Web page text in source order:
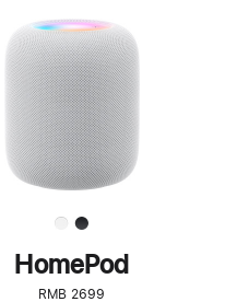
步
了
解
HomePod<
HomePod
RMB 2699